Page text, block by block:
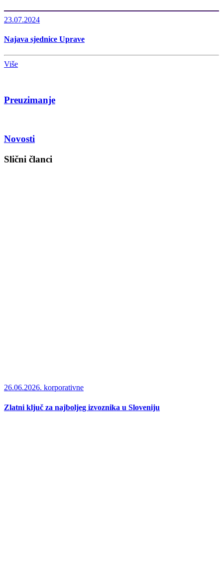
23.07.2024
Najava sjednice Uprave
Više
Preuzimanje
Novosti
Slični članci
26.06.2026. korporativne
Zlatni ključ za najboljeg izvoznika u Sloveniju